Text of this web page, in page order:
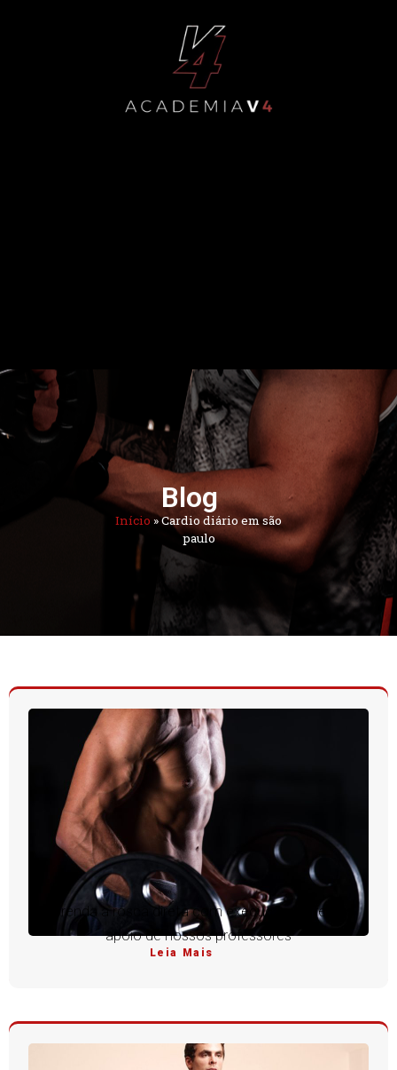
Blog
Início »Cardio diário em são
paulo
Aprenda a rosca direta com execução perfeita e
apoio de nossos professores
Leia Mais